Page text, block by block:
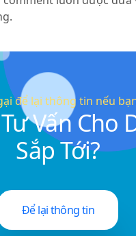
để lại thông tin nếu
Vấn Cho
Sắp Tới?
Để lại thông tin